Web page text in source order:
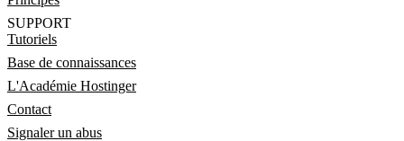
SUPPORT
Tutoriels
Base de connaissances
L'Académie Hostinger
Contact
Signaler un abus